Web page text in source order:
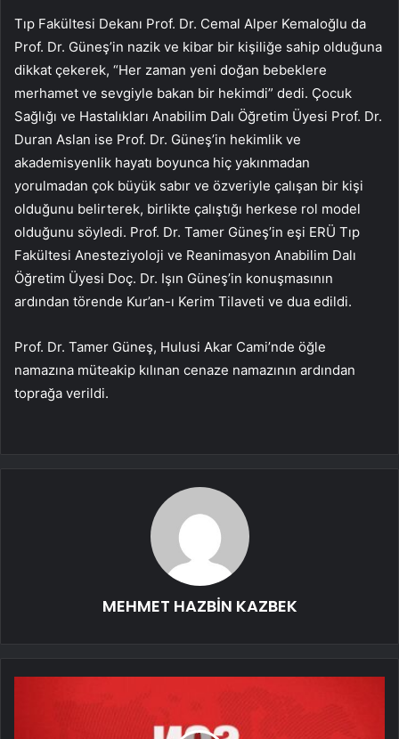
Tıp Fakültesi Dekanı Prof. Dr. Cemal Alper Kemaloğlu da
Prof. Dr. Güneş’in nazik ve kibar bir kişiliğe sahip olduğuna
dikkat çekerek, “Her zaman yeni doğan bebeklere
merhamet ve sevgiyle bakan bir hekimdi” dedi. Çocuk
Sağlığı ve Hastalıkları Anabilim Dalı Öğretim Üyesi Prof. Dr.
Duran Aslan ise Prof. Dr. Güneş’in hekimlik ve
akademisyenlik hayatı boyunca hiç yakınmadan
yorulmadan çok büyük sabır ve özveriyle çalışan bir kişi
olduğunu belirterek, birlikte çalıştığı herkese rol model
olduğunu söyledi. Prof. Dr. Tamer Güneş’in eşi ERÜ Tıp
Fakültesi Anesteziyoloji ve Reanimasyon Anabilim Dalı
Öğretim Üyesi Doç. Dr. Işın Güneş’in konuşmasının
ardından törende Kur’an-ı Kerim Tilaveti ve dua edildi.
Prof. Dr. Tamer Güneş, Hulusi Akar Cami’nde öğle
namazına müteakip kılınan cenaze namazının ardından
toprağa verildi.
MEHMET HAZBİN KAZBEK